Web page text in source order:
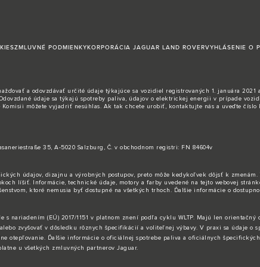
ZMLUVNÉ PODMIENKYKORPORÁCIA JAGUAR LAND ROVERVYHLÁSENIE O
a odovzdávať určité údaje týkajúce sa vozidiel registrovaných 1. januára
údaje sa týkajú spotreby paliva, údajov o elektrickej energii v prípade
môžete vyjadriť nesúhlas. Ak tak chcete urobiť, kontaktujte nás a uveďte číslo
35, A-5020 Salzburg, Č. v obchodnom registri: FN 84604v
údajov, dizajnu a výrobných postupov, preto môže kedykoľvek dôjsť k
líšiť. Informácie, technické údaje, motory a farby uvedené na tejto webovej
ktoré nemusia byť dostupné na všetkých trhoch. Ďalšie informácie o
s nariadením (EÚ) 2017/1151 v platnom znení podľa cyklu WLTP. Majú len
zvyšovať v dôsledku rôznych špecifikácií a voliteľnej výbavy. V praxi sa údaje o
otepľovanie. Ďalšie informácie o oficiálnej spotrebe paliva a oficiálnych špecifických
u všetkých zmluvných partnerov Jaguar.